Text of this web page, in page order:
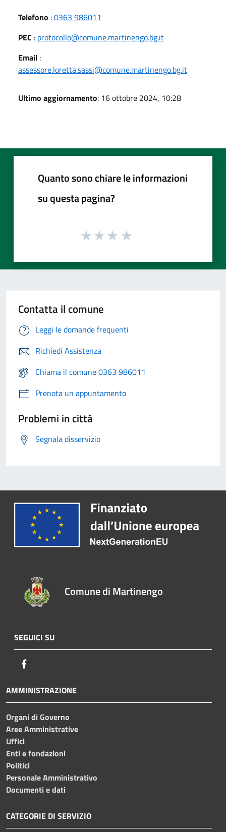
Telefono :0363 986011
PEC : protocollo@comune.martinengo.bg.it
Email :
assessore.loretta.sassi@comune.martinengo.bg.it
Ultimo aggiornamento: 16 ottobre 2024, 10:28
Quanto sono chiare le informazioni
su questa pagina?
Contatta il comune
Leggi le domande frequenti
Richiedi Assistenza
Chiama il comune 0363 986011
Prenota un appuntamento
Problemi in città
Segnala disservizio
Comune di Martinengo
SEGUICI SU
AMMINISTRAZIONE
Organi di Governo
Aree Amministrative
Uffici
Enti e fondazioni
Politici
Personale Amministrativo
Documenti e dati
CATEGORIE DI SERVIZIO